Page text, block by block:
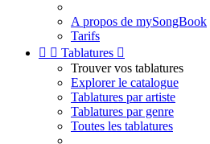
A propos de mySongBook
Tarifs
  Tablatures 
Trouver vos tablatures
Explorer le catalogue
Tablatures par artiste
Tablatures par genre
Toutes les tablatures